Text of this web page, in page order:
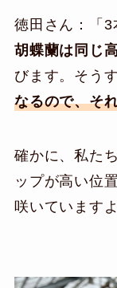
徳田さん：「
胡蝶蘭は同じ
びます。そう
なるので、そ
確かに、私た
ップが高い位
咲いていますよ